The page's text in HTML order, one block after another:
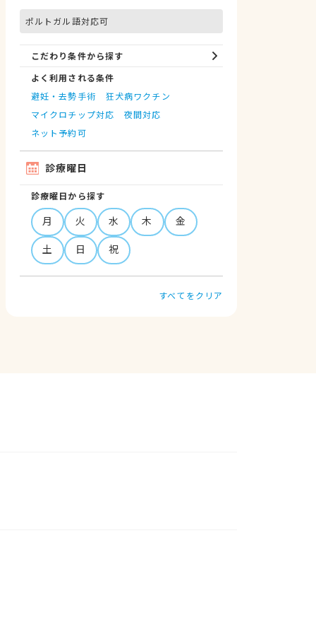
ポルトガル語対応可
こだわり条件から探す
よく利用される条件
避妊・去勢手術
狂犬病ワクチン
マイクロチップ対応
夜間対応
ネット予約可
診療曜日
診療曜日から探す
月 火 水 木
金
土
日 祝
すべてをクリア